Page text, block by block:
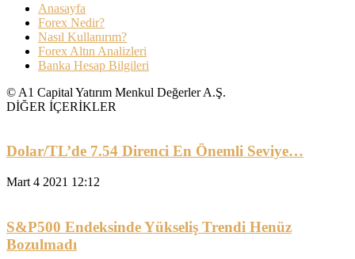
Anasayfa
Forex Nedir?
Nasıl Kullanırım?
Forex Altın Analizleri
Banka Hesap Bilgileri
© A1 Capital Yatırım Menkul Değerler A.Ş.
DİĞER İÇERİKLER
Dolar/TL’de 7.54 Direnci En Önemli Seviye…
Mart 4 2021 12:12
S&P500 Endeksinde Yükseliş Trendi Henüz
Bozulmadı